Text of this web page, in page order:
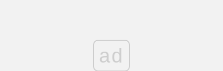
ad